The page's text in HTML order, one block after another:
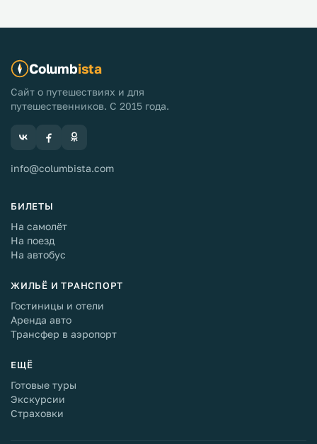
Columbista
Сайт о путешествиях и для
путешественников. С 2015 года.
info@columbista.com
БИЛЕТЫ
На самолёт
На поезд
На автобус
ЖИЛЬЁ И ТРАНСПОРТ
Гостиницы и отели
Аренда авто
Трансфер в аэропорт
ЕЩЁ
Готовые туры
Экскурсии
Страховки